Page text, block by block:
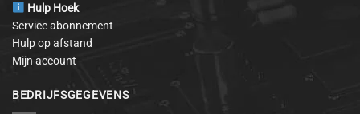
Hulp Hoek
Service abonnement
Hulp op afstand
Mijn account
BEDRIJFSGEGEVENS